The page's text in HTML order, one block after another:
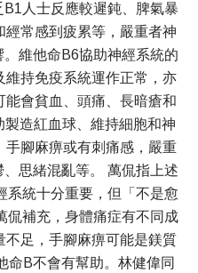
人士反應較遲鈍、脾氣暴
常感到疲累等，嚴重者神
維他命B6協助神經系統的
持免疫系統運作正常，亦
會貧血、頭痛、長暗瘡和
造紅血球、維持細胞和神
腳麻痹或有刺痛感，嚴重
思緒混亂等。 萬侃指上述
系統十分重要，但「不是愈
侃補充，身體痛症有不同成
不足，手腳麻痹可能是鎂質
命B不會有幫助。林健偉同